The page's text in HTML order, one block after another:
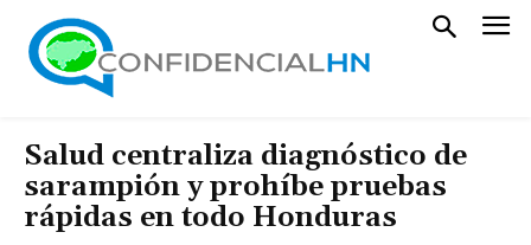
Salud centraliza diagnóstico de
sarampión y prohíbe pruebas
rápidas en todo Honduras